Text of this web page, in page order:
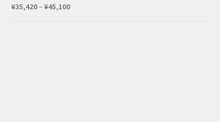
¥35,420– ¥45,100価